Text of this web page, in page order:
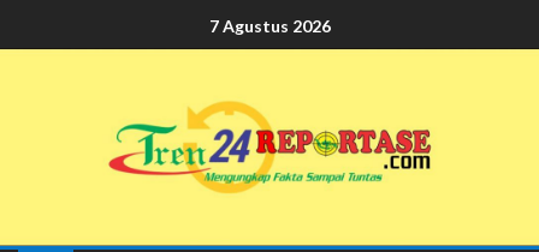
7 Agustus 2026